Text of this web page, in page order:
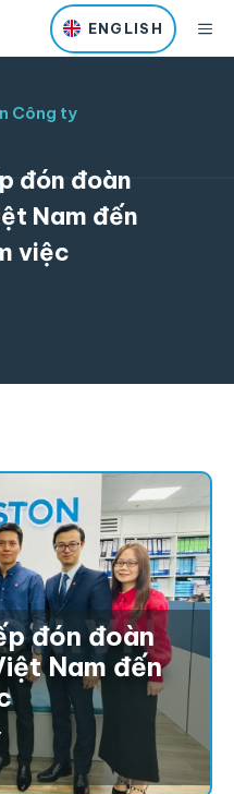
ENGLISH
Công ty
đón đoàn
Nam đến
việc
đón đoàn
Nam đến